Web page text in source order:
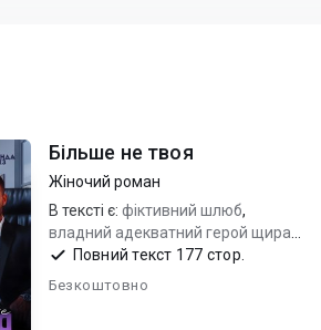
Більше не твоя
Жіночий роман
В тексті є: фіктивний шлюб,
владний адекватний герой щира
героїня,від ненависті до кохання
та пристрасті
Повний текст 177 стор.
Безкоштовно